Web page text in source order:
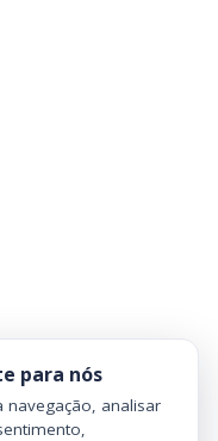
para nós
analisar